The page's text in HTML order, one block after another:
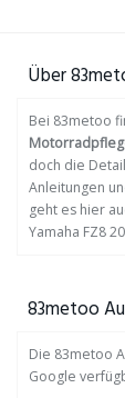
Über
Bei 83metoo
doch die
Anleitungen
geht es hier
Yamaha FZ8
83metoo
Die 83metoo
Google